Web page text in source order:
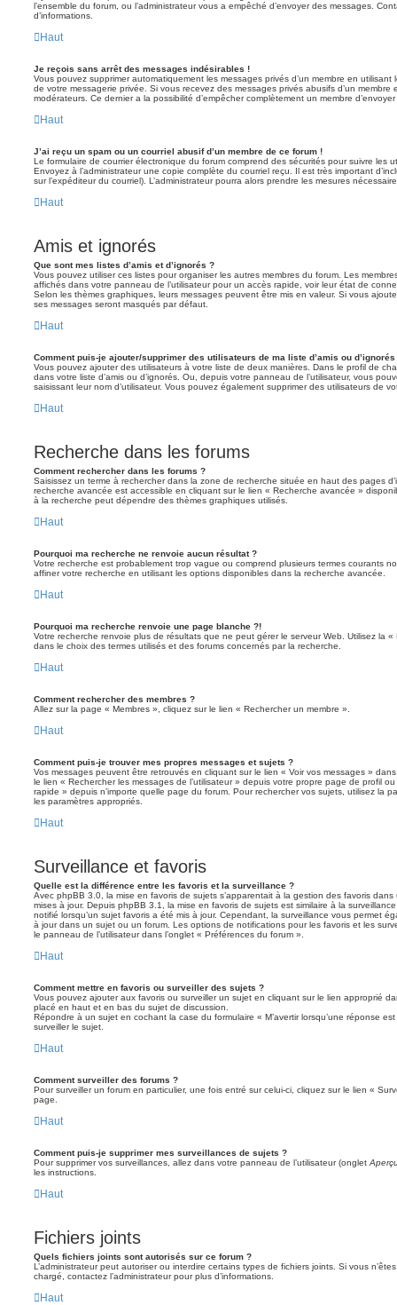
l’ensemble du forum, ou l’administrateur vous a empêché d’envoyer des messages.
d’informations.
Haut
Je reçois sans arrêt des messages indésirables !
Vous pouvez supprimer automatiquement les messages privés d’un membre en
de votre messagerie privée. Si vous recevez des messages privés abusifs d’un membre
modérateurs. Ce dernier a la possibilité d’empêcher complètement un membre
Haut
J’ai reçu un spam ou un courriel abusif d’un membre de ce forum !
Le formulaire de courrier électronique du forum comprend des sécurités pour suivre les
Envoyez à l’administrateur une copie complète du courriel reçu. Il est très important
sur l’expéditeur du courriel). L’administrateur pourra alors prendre les mesures
Haut
Amis et ignorés
Que sont mes listes d’amis et d’ignorés ?
Vous pouvez utiliser ces listes pour organiser les autres membres du forum. Les
affichés dans votre panneau de l’utilisateur pour un accès rapide, voir leur état de
Selon les thèmes graphiques, leurs messages peuvent être mis en valeur. Si vous
ses messages seront masqués par défaut.
Haut
Comment puis-je ajouter/supprimer des utilisateurs de ma liste d’amis ou d’ignorés
Vous pouvez ajouter des utilisateurs à votre liste de deux manières. Dans le profil de
dans votre liste d’amis ou d’ignorés. Ou, depuis votre panneau de l’utilisateur, vous
saisissant leur nom d’utilisateur. Vous pouvez également supprimer des utilisateurs de
Haut
Recherche dans les forums
Comment rechercher dans les forums ?
Saisissez un terme à rechercher dans la zone de recherche située en haut des pages
recherche avancée est accessible en cliquant sur le lien « Recherche avancée »
à la recherche peut dépendre des thèmes graphiques utilisés.
Haut
Pourquoi ma recherche ne renvoie aucun résultat ?
Votre recherche est probablement trop vague ou comprend plusieurs termes courants
affiner votre recherche en utilisant les options disponibles dans la recherche avancée.
Haut
Pourquoi ma recherche renvoie une page blanche ?!
Votre recherche renvoie plus de résultats que ne peut gérer le serveur Web. Utilisez la
dans le choix des termes utilisés et des forums concernés par la recherche.
Haut
Comment rechercher des membres ?
Allez sur la page « Membres », cliquez sur le lien « Rechercher un membre ».
Haut
Comment puis-je trouver mes propres messages et sujets ?
Vos messages peuvent être retrouvés en cliquant sur le lien « Voir vos messages »
le lien « Rechercher les messages de l’utilisateur » depuis votre propre page de profil
rapide » depuis n’importe quelle page du forum. Pour rechercher vos sujets, utilisez la
les paramètres appropriés.
Haut
Surveillance et favoris
Quelle est la différence entre les favoris et la surveillance ?
Avec phpBB 3.0, la mise en favoris de sujets s’apparentait à la gestion des favoris
mises à jour. Depuis phpBB 3.1, la mise en favoris de sujets est similaire à la
notifié lorsqu’un sujet favoris a été mis à jour. Cependant, la surveillance vous permet
à jour dans un sujet ou un forum. Les options de notifications pour les favoris et les
le panneau de l’utilisateur dans l’onglet « Préférences du forum ».
Haut
Comment mettre en favoris ou surveiller des sujets ?
Vous pouvez ajouter aux favoris ou surveiller un sujet en cliquant sur le lien approprié
placé en haut et en bas du sujet de discussion.
Répondre à un sujet en cochant la case du formulaire « M’avertir lorsqu’une réponse
surveiller le sujet.
Haut
Comment surveiller des forums ?
Pour surveiller un forum en particulier, une fois entré sur celui-ci, cliquez sur le lien «
page.
Haut
Comment puis-je supprimer mes surveillances de sujets ?
Pour supprimer vos surveillances, allez dans votre panneau de l’utilisateur (onglet
les instructions.
Haut
Fichiers joints
Quels fichiers joints sont autorisés sur ce forum ?
L’administrateur peut autoriser ou interdire certains types de fichiers joints. Si vous
chargé, contactez l’administrateur pour plus d’informations.
Haut